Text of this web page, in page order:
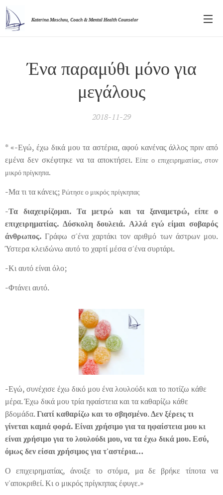
Katerina Moschou, Coach & Mental Health Counselor
Ένα παραμύθι μόνο για
μεγάλους
2018-11-29
* «-Εγώ, έχω δικά μου τα αστέρια, αφού κανένας άλλος πριν από
εμένα δεν σκέφτηκε να τα αποκτήσει. Είπε ο επιχειρηματίας, στον
μικρό πρίγκηπα.
-Μα τι τα κάνεις; Ρώτησε ο μικρός πρίγκηπας
-Τα διαχειρίζομαι. Τα μετρώ και τα ξαναμετρώ, είπε ο
επιχειρηματίας. Δύσκολη δουλειά. Αλλά εγώ είμαι σοβαρός
άνθρωπος.Γράφω σ'ένα χαρτάκι τον αριθμό των άστρων μου.
Ύστερα κλειδώνω αυτό το χαρτί μέσα σ'ένα συρτάρι.
-Κι αυτό είναι όλο;
-Φτάνει αυτό.
-Εγώ, συνέχισε έχω δικό μου ένα λουλούδι και το ποτίζω κάθε
μέρα. Έχω δικά μου τρία ηφαίστεια και τα καθαρίζω κάθε
βδομάδα.Γιατί καθαρίζω και το σβησμένο.Δεν ξέρεις τι
γίνεται καμιά φορά. Είναι χρήσιμο για τα ηφαίστεια μου κι
είναι χρήσιμο για το λουλούδι μου, να τα έχω δικά μου. Εσύ,
όμως δεν είσαι χρήσιμος για τ'αστέρια…
Ο επιχειρηματίας, άνοιξε το στόμα, μα δε βρήκε τίποτα να
ν'αποκριθεί. Κι ο μικρός πρίγκηπας έφυγε.»